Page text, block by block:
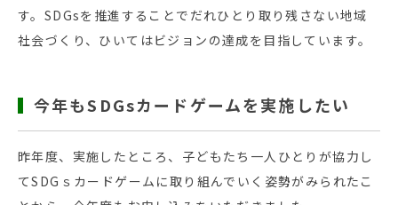
す。SDGsを推進することでだれひとり取り残さない地域
社会づくり、ひいてはビジョンの達成を目指しています。
今年もSDGsカードゲームを実施したい
昨年度、実施したところ、子どもたち一人ひとりが協力し
てSDGｓカードゲームに取り組んでいく姿勢がみられたこ